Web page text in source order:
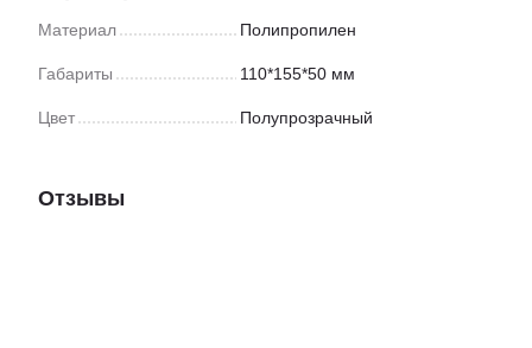
Материал Полипропилен
Габариты 110*155*50 мм
Цвет Полупрозрачный
Отзывы